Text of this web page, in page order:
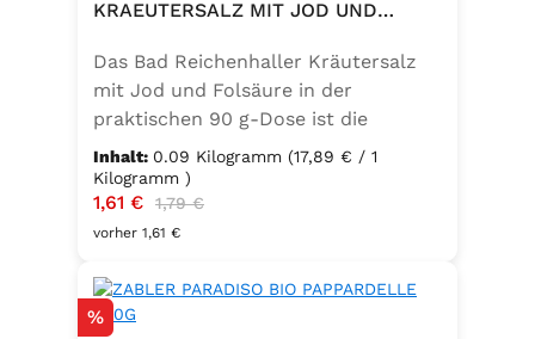
KRAEUTERSALZ MIT JOD UND
Das Bad Reichenhaller Kräutersalz
mit Jod und Folsäure in der
praktischen 90 g-Dose ist die
aromatische Würzmischung für eine
bewusste Ernährung. Fein
abgestimmte Gartenkräuter
verbinden sich mit hochwertigem
Küchenhelfer. Ideal zum Würzen von
Suppen, Salaten, Gemüse- und
Inhalt: 0.09 Kilogramm (17,89 € / 1
Kilogramm )
Verkaufspreis:
1,61 € Regulärer Preis:
1,79 €
vorher 1,61 €
Rabatt
%